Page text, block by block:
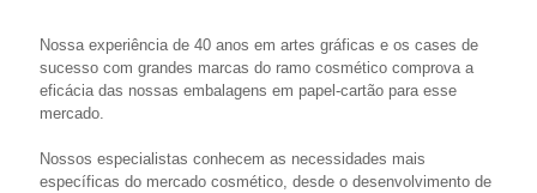
Nossa experiência de 40 anos em artes gráficas e os cases de
sucesso com grandes marcas do ramo cosmético comprova a
eficácia das nossas embalagens em papel-cartão para esse
mercado.
Nossos especialistas conhecem as necessidades mais
específicas do mercado cosmético, desde o desenvolvimento de